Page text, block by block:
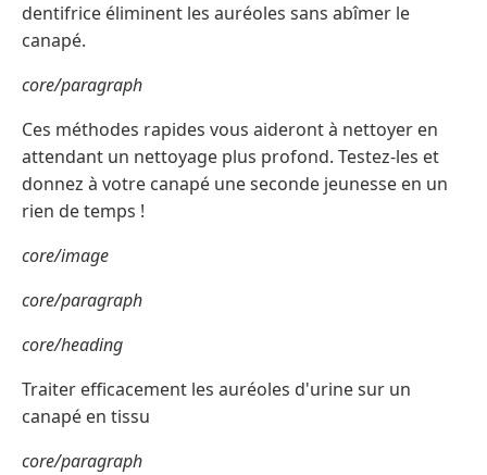
dentifrice éliminent les auréoles sans abîmer le
canapé.
core/paragraph
Ces méthodes rapides vous aideront à nettoyer en
attendant un nettoyage plus profond. Testez-les et
donnez à votre canapé une seconde jeunesse en un
rien de temps !
core/image
core/paragraph
core/heading
Traiter efficacement les auréoles d'urine sur un
canapé en tissu
core/paragraph